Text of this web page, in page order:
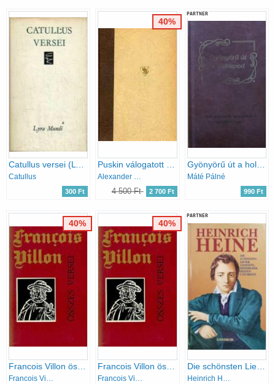
Catullus
300 Ft 4 500 Ft 2 700 Ft
40%
PARTNER
Gyönyörű út a holnapod - Bölcsességek, aforizmák gyűjteménye
Máté Pálné
990 Ft
Francois Villon összes versei (Szántó Piroska illusztr.)
Francois Villon
40%
Francois Villon összes versei (Szántó Piroska illusztr.)
Francois Villon
40%
PARTNER
Die schönsten Lieder, Gedichte, Reisebilder, Skizzen und Briefe
Heinrich Heine